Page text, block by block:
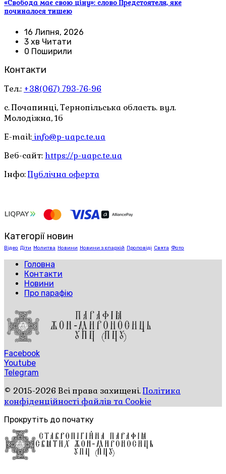
«Свобода має свою ціну»: слово Предстоятеля, яке
починалося тишею
16 Липня, 2026
3 хв Читати
0 Поширили
Контакти
Тел.: +38(067) 793-76-96
с. Почапинці, Тернопільська область. вул.
Молодіжна, 1б
E-mail: info@p-uapc.te.ua
Веб-сайт: https://p-uapc.te.ua
Інфо:Публічна оферта
Категорії новин
Відео Діти Молитва Новини Новини з єпархій Проповіді Свята Фото
Головна
Контакти
Новини
Про парафію
Facebook
Youtube
Telegram
© 2015-2026 Всі права захищені.Політика
конфіденційності файлів та Cookie
Прокрутіть до початку